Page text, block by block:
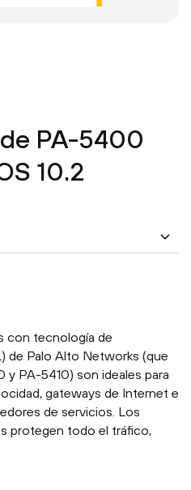
PA-5400
10.2
con tecnología de
de Palo Alto Networks (que
PA-5410) son ideales para
gateways de Internet e
de servicios. Los
protegen todo el tráfico,